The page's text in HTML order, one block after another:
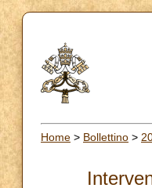
Home > Bollettino >